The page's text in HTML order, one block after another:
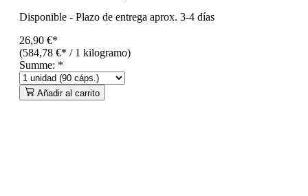
Disponible - Plazo de entrega aprox. 3-4 días
26,90 €*
(584,78 €* / 1 kilogramo)
Summe: *
Añadir al carrito